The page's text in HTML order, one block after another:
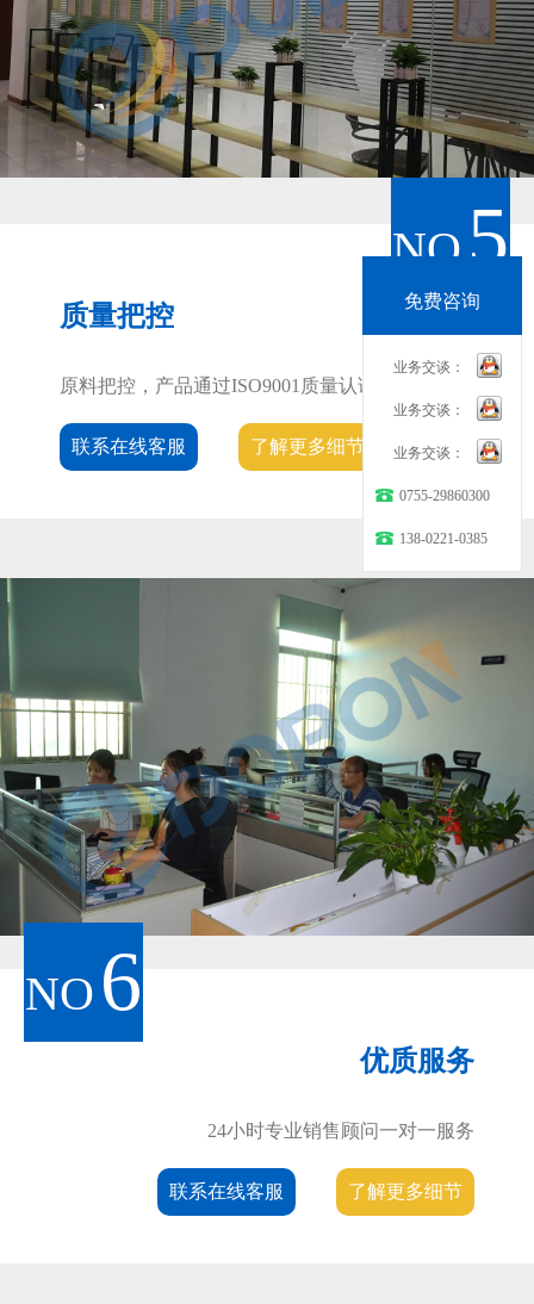
NO 5
质量把控
原料把控，产品通过ISO9001质量认证
联系在线客服 了解更多细节
NO 6
优质服务
24小时专业销售顾问一对一服务
联系在线客服 了解更多细节
免费咨询
业务交谈：
业务交谈：
业务交谈：
0755-29860300
138-0221-0385